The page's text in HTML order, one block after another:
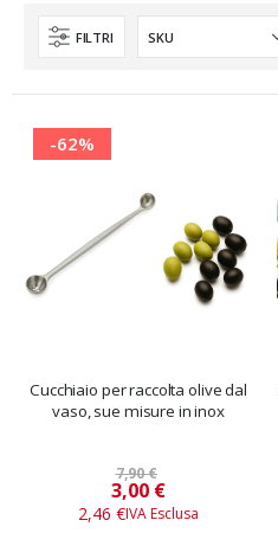
FILTRI
-62%
Cucchiaio per raccolta olive dal
vaso, sue misure in inox
7,90 €
Prezzo
speciale
3,00 €
2,46 €